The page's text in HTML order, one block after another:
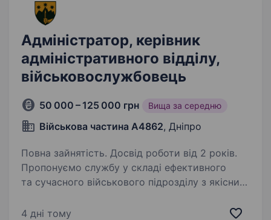
Адміністратор, керівник
адміністративного відділу,
військовослужбовець
50 000 – 125 000 грн Вища за середню
Військова частина А4862, Дніпро
Повна зайнятість. Досвід роботи від 2 років.
Пропонуємо службу у складі ефективного
та сучасного військового підрозділу з якісним
професійного зростання і реалізації свого
4 дні тому